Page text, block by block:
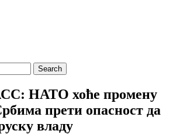
НАТО хоће промену
прети опасност да
владу